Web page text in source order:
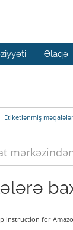
Əlaqə
Etiketlənmiş
instruction for